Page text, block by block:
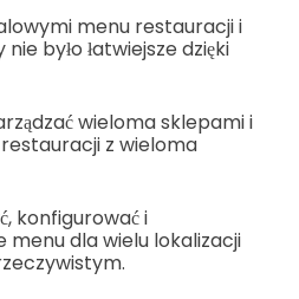
menu restauracji i
było łatwiejsze dzięki
wieloma sklepami i
z wieloma
konfigurować i
dla wielu lokalizacji